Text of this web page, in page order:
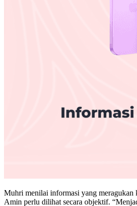
Muhri menilai informasi yang meragukan
Amin perlu dilihat secara objektif.